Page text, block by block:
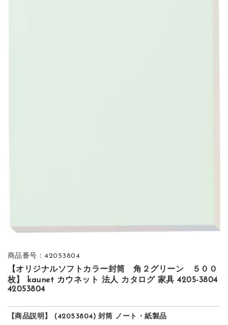
商品番号：42053804
【オリジナルソフトカラー封筒 角２グリーン ５００
枚】 kaunet カウネット 法人 カタログ 家具 4205-3804
42053804
【商品説明】 (42053804) 封筒 ノート・紙製品